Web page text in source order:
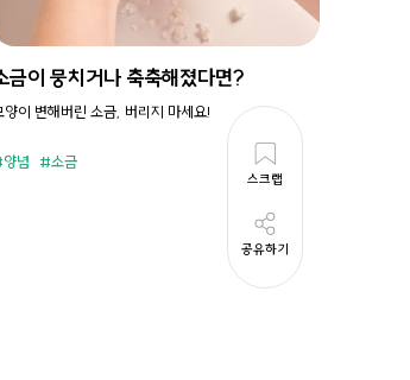
스크랩
공유하기
금이 뭉치거나 축축해졌다면?
양이 변해버린 소금, 버리지 마세요!
양념 소금